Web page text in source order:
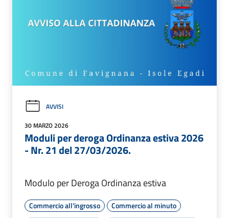
AVVISI
30 MARZO 2026
Moduli per deroga Ordinanza estiva 2026
- Nr. 21 del 27/03/2026.
Modulo per Deroga Ordinanza estiva
Commercio all'ingrosso
Commercio al minuto